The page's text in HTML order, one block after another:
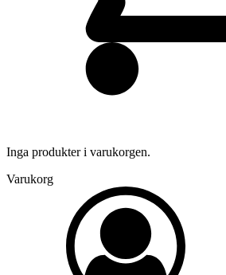
Inga produkter i varukorgen.
Varukorg